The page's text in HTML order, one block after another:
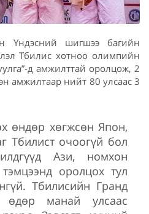
Үндэсний шигшээ багийн
Тбилис хотноо олимпийн
д амжилттай оролцож, 2
амжилтаар нийт 80 улсаас 3
өндөр хөгжсөн Япон,
Тбилист очоогүй бол
Ази, номхон
оролцох тул
Тбилисийн Гранд
өдөр манай улсаас